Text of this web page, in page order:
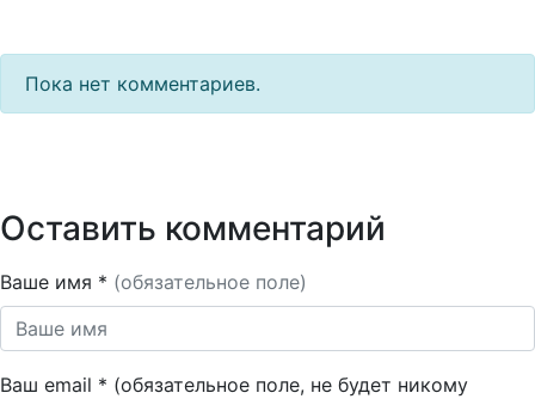
Пока нет комментариев.
Оставить комментарий
Ваше имя * (обязательное поле)
Ваш email * (обязательное поле, не будет никому